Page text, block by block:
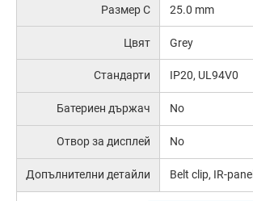
Размер C 25.0 mm
Цвят Grey
Стандарти IP20, UL94V0
Батериен държач No
Отвор за дисплей No
Допълнителни детайли Belt clip, IR-panel